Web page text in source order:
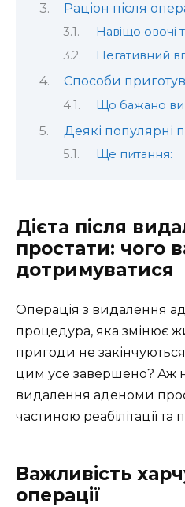
Раціон після
Навіщо овочі
Негативний
Способи
Що бажано
Деякі популярні
Ще питання:
Дієта після
простати: чого
дотримуватися
Операція з видалення
процедура, яка змінює
пригоди не
цим усе завершено? Аж
видалення аденоми
частиною реабілітації
Важливість
операції